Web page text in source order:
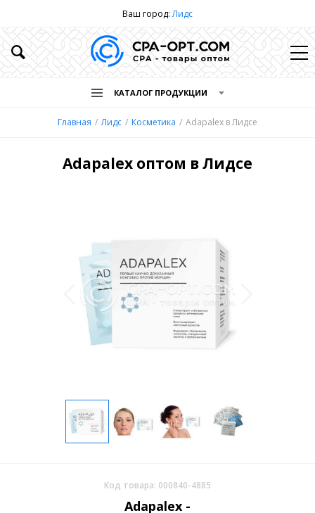
Ваш город:Лидс
КАТАЛОГ ПРОДУКЦИИ
Главная Лидс Косметика Adapalex в Лидсе
Adapalex оптом в Лидсе
Код товара: 000840-4885
Adapalex -